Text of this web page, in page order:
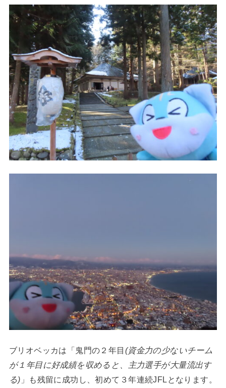
ブリオベッカは「鬼門の２年目 (資金力の少ないチーム
が１年目に好成績を収めると、主力選手が大量流出す
る) 」も残留に成功し、初めて３年連続JFLとなります。